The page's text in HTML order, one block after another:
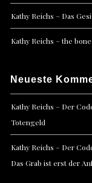
Kathy Reichs – Das
Kathy Reichs – the
Neueste
Kathy Reichs – Der
Totengeld
Kathy Reichs – Der
Das Grab ist erst der